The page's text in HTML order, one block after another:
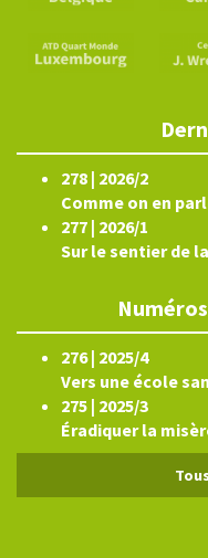
278 | 2026/2
Comme on en
277 | 2026/1
Sur le sentier de
276 | 2025/4
Vers une école
275 | 2025/3
Éradiquer la